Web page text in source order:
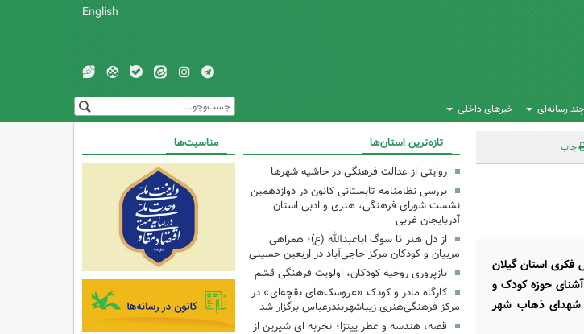
English
چند رسانه‌ای خبرهای داخلی
چاپ
فکری استان گیلان
حوزه کودک و
فرهنگی شهدای ذهاب شهر
تازه‌ترین استان‌ها
روایتی از عدالت فرهنگی در حاشیه شهرها
بررسی نظامنامه تابستانی کانون در دوازدهمین
نشست شورای فرهنگی، هنری و ادبی استان
آذربایجان غربی
از دل هنر تا سوگ اباعبدالله (ع)؛ همراهی
مربیان و کودکان مرکز حاجی‌آباد در اربعین حسینی
بازپروری روحیه کودکان، اولویت فرهنگی قشم
کارگاه مادر و کودک «عروسک‌های بقچه‌ای» در
مرکز فرهنگی‌هنری زیباشهربندرعباس برگزار شد
قصه، هندسه و عطر پیتزا؛ تجربه ای شیرین از
مناسبت‌ها